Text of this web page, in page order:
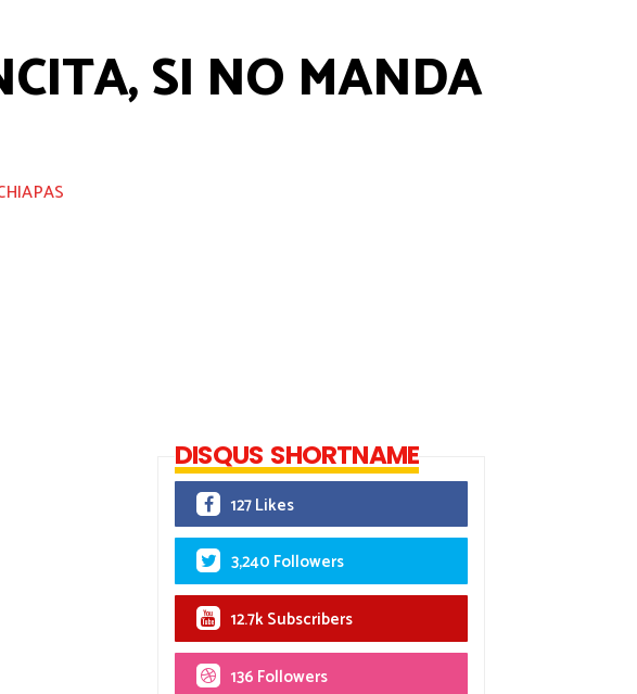
SI NO MANDA
DISQUS SHORTNAME
127 Likes
3,240 Followers
12.7k Subscribers
136 Followers